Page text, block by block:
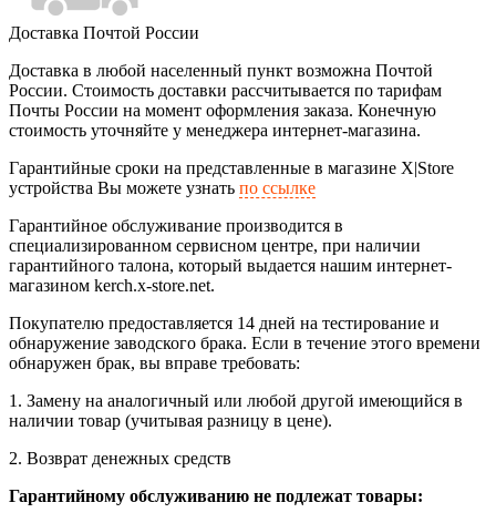
Доставка Почтой России
Доставка в любой населенный пункт возможна Почтой
России. Стоимость доставки рассчитывается по тарифам
Почты России на момент оформления заказа. Конечную
стоимость уточняйте у менеджера интернет-магазина.
Гарантийные сроки на представленные в магазине X|Store
устройства Вы можете узнать по ссылке
Гарантийное обслуживание производится в
специализированном сервисном центре, при наличии
гарантийного талона, который выдается нашим интернет-
магазином kerch.x-store.net.
Покупателю предоставляется 14 дней на тестирование и
обнаружение заводского брака. Если в течение этого времени
обнаружен брак, вы вправе требовать:
1. Замену на аналогичный или любой другой имеющийся в
наличии товар (учитывая разницу в цене).
2. Возврат денежных средств
Гарантийному обслуживанию не подлежат товары: